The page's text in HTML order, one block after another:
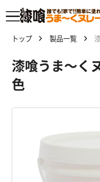
う
ま〜
くヌ
ルと
トップ 製品一覧
漆喰うま～く
色